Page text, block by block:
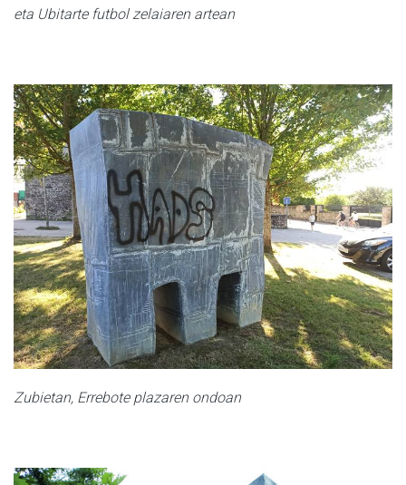
eta Ubitarte futbol zelaiaren artean
Zubietan, Errebote plazaren ondoan